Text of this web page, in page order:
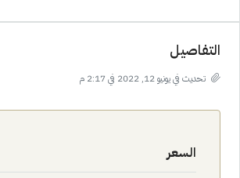
التفاصيل
تحديث في يونيو 12, 2022 في 2:17 م
السعر